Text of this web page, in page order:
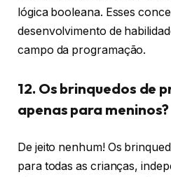
lógica booleana. Esses
desenvolvimento de
campo da programação.
12. Os brinquedos de
apenas para meninos?
De jeito nenhum! Os
para todas as crianças,